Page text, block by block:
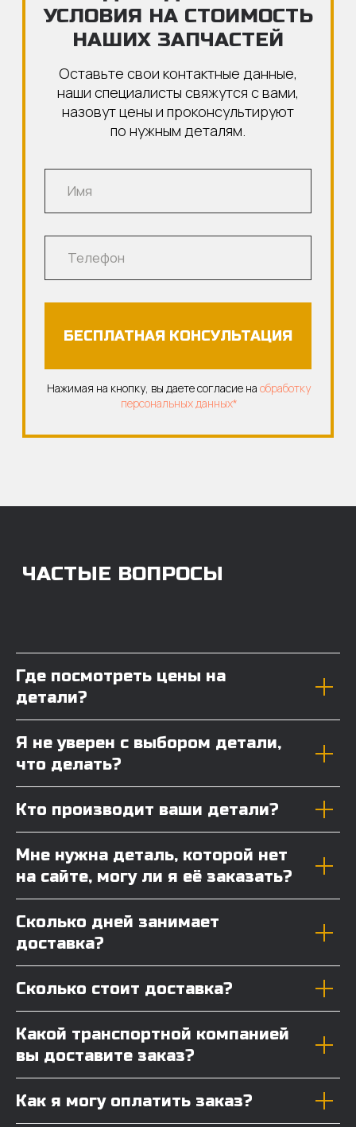
Где посмотреть цены на
детали?
Я не уверен с выбором детали,
что делать?
Кто производит ваши детали?
Мне нужна деталь, которой нет
на сайте, могу ли я её заказать?
Сколько дней занимает
доставка?
Сколько стоит доставка?
Какой транспортной компанией
вы доставите заказ?
Как я могу оплатить заказ?